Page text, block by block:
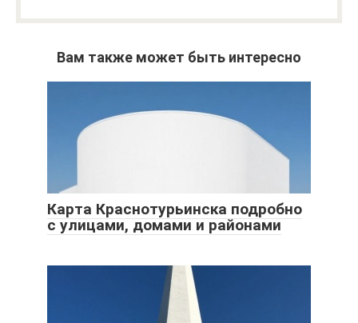
Вам также может быть интересно
Карта Краснотурьинска подробно
с улицами, домами и районами